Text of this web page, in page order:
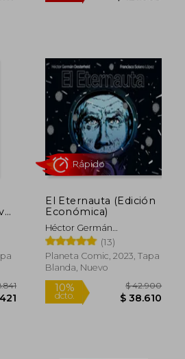
$
El Eternauta (Edición
Económica)
Héctor Germán
Oesterheld
(13)
Planeta Comic, 2023, Tapa
Blanda, Nuevo